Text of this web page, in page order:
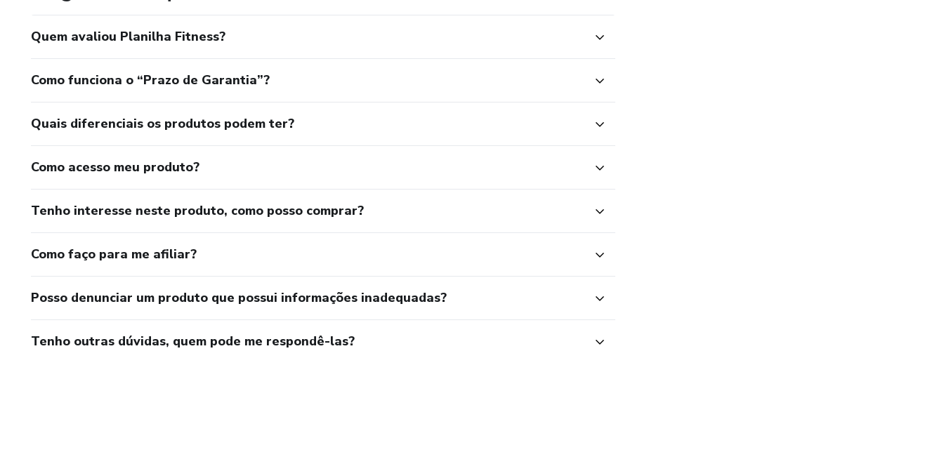
Quem avaliou Planilha Fitness?
Como funciona o “Prazo de Garantia”?
Quais diferenciais os produtos podem ter?
Como acesso meu produto?
Tenho interesse neste produto, como posso comprar?
Como faço para me afiliar?
Posso denunciar um produto que possui informações inadequadas?
Tenho outras dúvidas, quem pode me respondê-las?